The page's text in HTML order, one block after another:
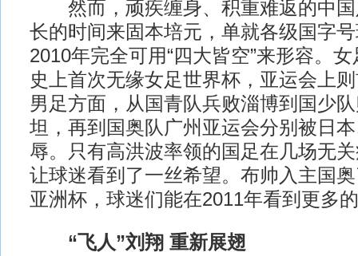
然而，顽疾缠身、积重难返的中国
长的时间来固本培元，单就各级国字
2010年完全可用“四大皆空”来形容。
史上首次无缘女足世界杯，亚运会上
男足方面，从国青队兵败淄博到国少
坦，再到国奥队广州亚运会分别被日
辱。只有高洪波率领的国足在几场无
让球迷看到了一丝希望。布帅入主国
亚洲杯，球迷们能在2011年看到更多
“飞人”刘翔 重新展翅